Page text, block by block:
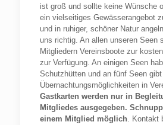
ist groß und sollte keine Wünsche
ein vielseitiges Gewässerangebot
und in ruhiger, schöner Natur
uns richtig. An allen unseren Seen
Mitgliedern Vereinsboote zur
zur Verfügung. An einigen Seen
Schutzhütten und an fünf Seen gibt
Übernachtungsmöglichkeiten in
Gastkarten werden nur in
Mitgliedes ausgegeben.
einem Mitglied möglich. Kontakt